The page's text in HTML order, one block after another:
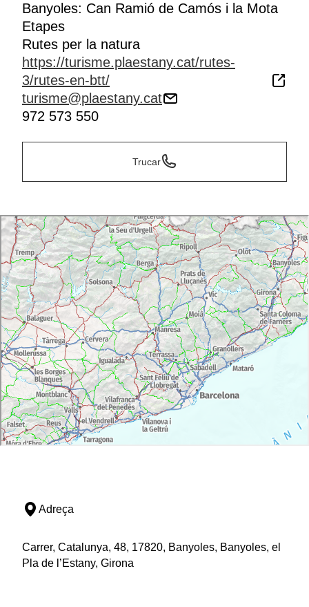
Banyoles: Can Ramió de Camós i la Mota
Etapes
Rutes per la natura
https://turisme.plaestany.cat/rutes-
3/rutes-en-btt/
turisme@plaestany.cat
972 573 550
Trucar
Adreça
Carrer, Catalunya, 48, 17820, Banyoles, Banyoles, el
Pla de l’Estany, Girona